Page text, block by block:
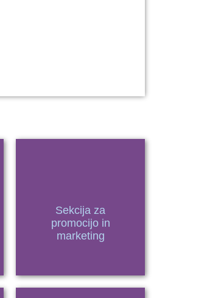
Sekcija za
promocijo in
marketing